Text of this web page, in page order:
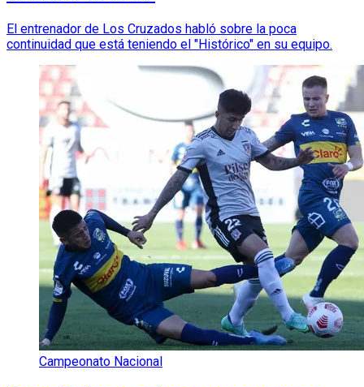
El entrenador de Los Cruzados habló sobre la poca
continuidad que está teniendo el "Histórico" en su equipo.
Campeonato Nacional